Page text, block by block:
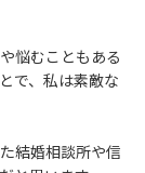
悩むこともある
で、私は素敵な
結婚相談所や信